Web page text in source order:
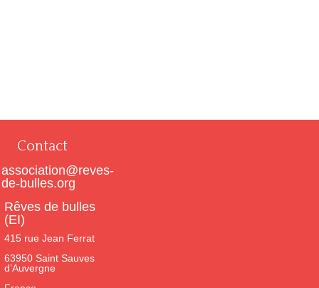
Contact
association@reves-
de-bulles.org
Rêves de bulles
(EI)
415 rue Jean Ferrat
63950 Saint Sauves
d’Auvergne